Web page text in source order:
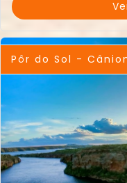
Pôr do Sol -